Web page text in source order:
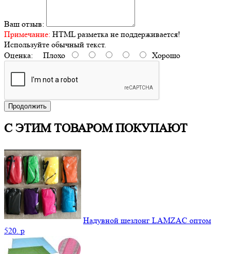
Ваш отзыв:
Примечание: HTML разметка не поддерживается!
Используйте обычный текст.
Оценка: Плохо Хорошо
Продолжить
С ЭТИМ ТОВАРОМ ПОКУПАЮТ
Надувной шезлонг LAMZAC оптом
520. p